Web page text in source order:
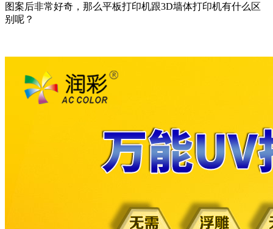
图案后非常好奇，那么平板打印机跟3D墙体打印机有什么区
别呢？